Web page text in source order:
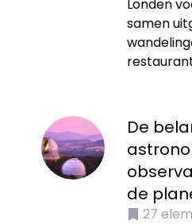
Londen
samen
De
de
27